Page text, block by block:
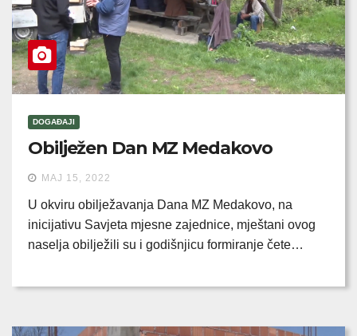
DOGAĐAJI
Obilježen Dan MZ Medakovo
MAJ 15, 2022
U okviru obilježavanja Dana MZ Medakovo, na
inicijativu Savjeta mjesne zajednice, mještani ovog
naselja obilježili su i godišnjicu formiranje čete…